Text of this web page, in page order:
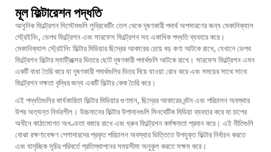
মূল ফিল্টারেশন পদ্ধতি
আধুনিক ফিল্ট্রেশন সিস্টেমগুলি লুব্রিকেটিং তেল থেকে দূষণকারী পদার্থ অপসারণের জন্য মেকানিক্যাল
স্ট্রেইনিং, ডেপথ ফিল্ট্রেশন এবং সারফেস ফিল্ট্রেশন সহ একাধিক পদ্ধতি ব্যবহার করে।
মেকানিক্যাল স্ট্রেইনিং ফিল্টার মিডিয়ার ছিদ্রের আকারের চেয়ে বড় কণা আটকে রাখে, যেখানে ডেপথ
ফিল্ট্রেশন ফিল্টার ম্যাট্রিক্সের ভিতরে ছোট দূষণকারী পদার্থগুলি আটকে রাখে। সারফেস ফিল্ট্রেশন এমন
একটি বাধা তৈরি করে যা দূষণকারী পদার্থগুলির ভিতর দিয়ে যাওয়া রোধ করে এবং সময়ের সাথে সাথে
ফিল্ট্রেশন দক্ষতা বৃদ্ধির জন্য একটি ফিল্টার কেক তৈরি করে।
এই পদ্ধতিগুলির কার্যকারিতা ফিল্টার মিডিয়ার গুণমান, ছিদ্রের আকারের বন্টন এবং পরিচালন অবস্থার
উপর অত্যন্ত নির্ভরশীল। উচ্চমানের ফিল্টার উপাদানগুলি সিনথেটিক মিডিয়া ব্যবহার করে যা চাপের
অধীনে কাঠামোগত অখণ্ডতা বজায় রাখে এবং ধ্রুব ফিল্ট্রেশন কর্মক্ষমতা প্রদান করে। এই নীতিগুলি
বোঝা রক্ষণাবেক্ষণ পেশাদারদের প্রকৃত পরিচালন অবস্থার ভিত্তিতে উপযুক্ত ফিল্টার নির্বাচন করতে
এবং যাদৃচ্ছিক সূচির পরিবর্তে প্রতিস্থাপনের সময়সীমা অনুকূল করতে সক্ষম করে।